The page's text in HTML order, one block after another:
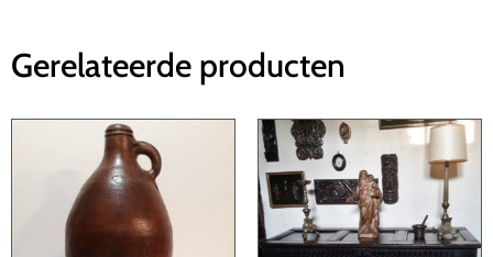
Gerelateerde producten